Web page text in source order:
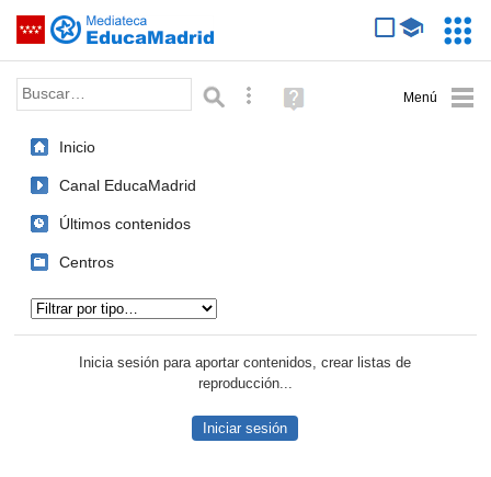
Saltar navegación
Palabra o frase: Búsqueda avanzada
Ayuda
(en
Inicio
Canal EducaMadrid
Últimos contenidos
Centros
Inicia sesión para aportar contenidos, crear listas de
reproducción...
Iniciar sesión